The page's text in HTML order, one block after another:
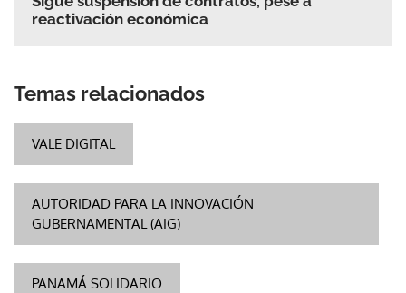
reactivación económica
Temas relacionados
VALE DIGITAL
AUTORIDAD PARA LA INNOVACIÓN
GUBERNAMENTAL (AIG)
PANAMÁ SOLIDARIO